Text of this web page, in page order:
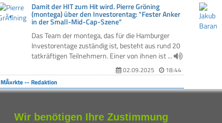
Damit der HIT zum Hit wird. Pierre Gröning
(montega) über den Investorentag: "Fester Anker
in der Small-Mid-Cap-Szene"
Das Team der montega, das für die Hamburger
Investorentage zuständig ist, besteht aus rund 20
tatkräftigen Teilnehmern. Einer von ihnen ist ...
02.09.2025
18:44
MÃ¤rkte -- Redaktion
Gold 3.517 USD. SMA -30 %
Wir benötigen Ihre Zustimmung